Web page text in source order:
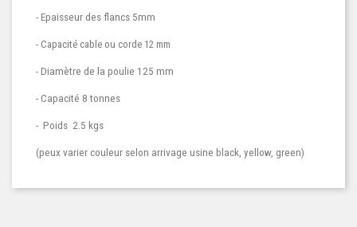
- Epaisseur des flancs 5mm
- Capacité cable ou corde 12 mm
- Diamètre de la poulie 125 mm
- Capacité 8 tonnes
- Poids 2.5 kgs
(peux varier couleur selon arrivage usine black, yellow, green)